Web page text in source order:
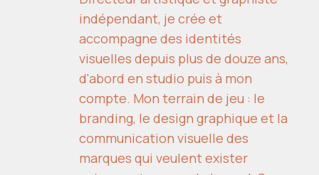
indépendant, je crée et
accompagne des identités
visuelles depuis plus de douze ans,
d'abord en studio puis à mon
compte. Mon terrain de jeu : le
branding, le design graphique et la
communication visuelle des
marques qui veulent exister